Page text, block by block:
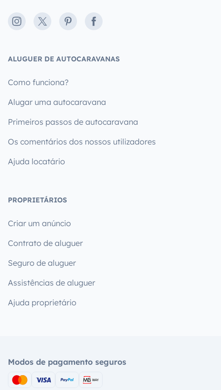
Instagram
X PinterestFacebook
ALUGUER DE AUTOCARAVANAS
Como funciona?
Alugar uma autocaravana
Primeiros passos de autocaravana
Os comentários dos nossos utilizadores
Ajuda locatário
PROPRIETÁRIOS
Criar um anúncio
Contrato de aluguer
Seguro de aluguer
Assistências de aluguer
Ajuda proprietário
Modos de pagamento seguros